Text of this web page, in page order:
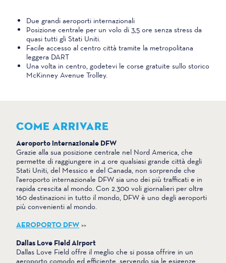
Due grandi aeroporti internazionali
Posizione centrale per un volo di 3,5 ore senza stress da
quasi tutti gli Stati Uniti.
Facile accesso al centro città tramite la metropolitana
leggera DART
Una volta in centro, godetevi le corse gratuite sullo storico
McKinney Avenue Trolley.
COME ARRIVARE
Aeroporto internazionale DFW
Grazie alla sua posizione centrale nel Nord America, che
permette di raggiungere in 4 ore qualsiasi grande città degli
Stati Uniti, del Messico e del Canada, non sorprende che
l'aeroporto internazionale DFW sia uno dei più trafficati e in
rapida crescita al mondo. Con 2.300 voli giornalieri per oltre
160 destinazioni in tutto il mondo, DFW è uno degli aeroporti
più convenienti al mondo.
AEROPORTO DFW >>
Dallas Love Field Airport
Dallas Love Field offre il meglio che si possa offrire in un
aeroporto comodo ed efficiente, servendo sia le esigenze